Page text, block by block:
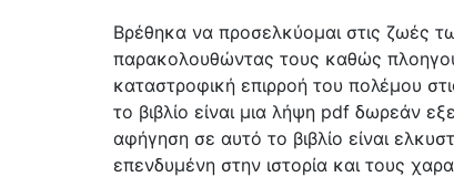
Βρέθηκα να προσελκύομαι στις ζωές
παρακολουθώντας τους καθώς
καταστροφική επιρροή του πολέμου
το βιβλίο είναι μια λήψη pdf δωρεάν
αφήγηση σε αυτό το βιβλίο είναι
επενδυμένη στην ιστορία και τους